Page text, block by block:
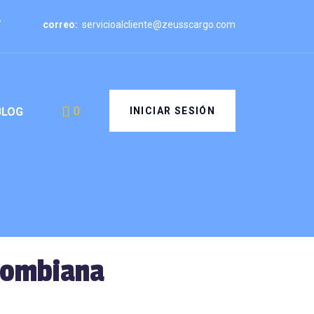
correo: servicioalcliente@zeusscargo.com
0 INICIAR SESIÓN